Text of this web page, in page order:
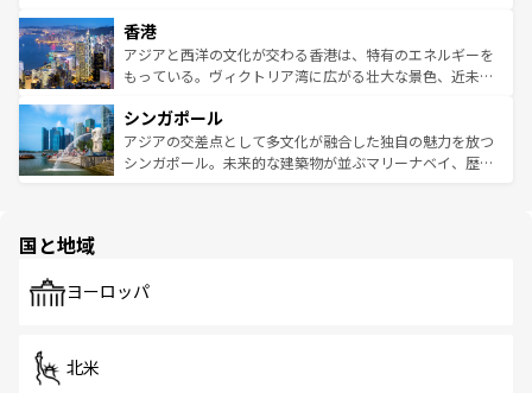
とつ。フォーやバインミー、ベトナムコーヒーなどは、ぜ
ひ現地で味わいたい。どの地域を訪れてもあたたかい人々
が旅行者を迎えてくれるので、きっと忘れられない旅にな
参照してほしい。
の活気が交差している。北部ではチェンマイなどの山岳地
帯で自然と触れ合い、南部ではプーケットやクラビの美し
いビーチでリゾート気分を楽しむことができる。タイ料理
激する。気候は一年中温暖で、どの季節にも異なる楽しみ
が待っている。親しみやすいタイの人々、仏教を中心とし
た文化、そして多様な観光資源が、訪れる旅人を魅了し続
香港
アジアと西洋の文化が交わる香港は、特有のエネルギーを
もっている。ヴィクトリア湾に広がる壮大な景色、近未来
み、どこを訪れても感動するはず。観光スポットが密集し
ており、効率よく見どころを回れるのも魅力。息をのむよ
うな絶景から文化的な体験まで、香港を存分に楽しみ尽く
シンガポール
アジアの交差点として多文化が融合した独自の魅力を放つ
シンガポール。未来的な建築物が並ぶマリーナベイ、歴史
で、ホーカーズは地元の風情を楽しめる外せないスポット
国と地域
ヨーロッパ
北米